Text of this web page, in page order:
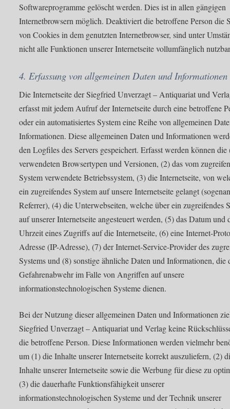
Softwareprogramme gelöscht werden. Dies ist in allen gängigen
Internetbrowsern möglich. Deaktiviert die betroffene Person die
von Cookies in dem genutzten Internetbrowser, sind unter
nicht alle Funktionen unserer Internetseite vollumfänglich
4. Erfassung von allgemeinen Daten und Informationen
Die Internetseite der Siegfried Unverzagt – Antiquariat und
erfasst mit jedem Aufruf der Internetseite durch eine betroffene
oder ein automatisiertes System eine Reihe von allgemeinen
Informationen. Diese allgemeinen Daten und Informationen
den Logfiles des Servers gespeichert. Erfasst werden können die
verwendeten Browsertypen und Versionen, (2) das vom
System verwendete Betriebssystem, (3) die Internetseite, von
ein zugreifendes System auf unsere Internetseite gelangt
Referrer), (4) die Unterwebseiten, welche über ein zugreifendes
auf unserer Internetseite angesteuert werden, (5) das Datum und
Uhrzeit eines Zugriffs auf die Internetseite, (6) eine Internet-
Adresse (IP-Adresse), (7) der Internet-Service-Provider des
Systems und (8) sonstige ähnliche Daten und Informationen, die
Gefahrenabwehr im Falle von Angriffen auf unsere
informationstechnologischen Systeme dienen.
Bei der Nutzung dieser allgemeinen Daten und Informationen
Siegfried Unverzagt – Antiquariat und Verlag keine
die betroffene Person. Diese Informationen werden vielmehr
um (1) die Inhalte unserer Internetseite korrekt auszuliefern, (2)
Inhalte unserer Internetseite sowie die Werbung für diese zu
(3) die dauerhafte Funktionsfähigkeit unserer
informationstechnologischen Systeme und der Technik unserer